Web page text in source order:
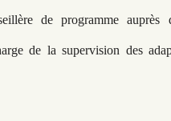
de programme auprès
de la supervision des